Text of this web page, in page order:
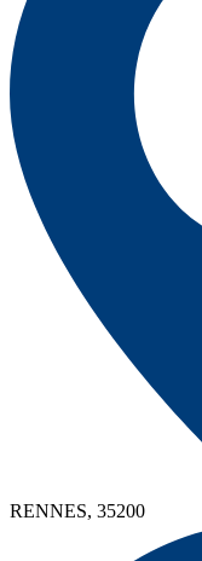
RENNES, 35200